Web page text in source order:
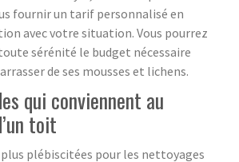
fournir un tarif personnalisé en
avec votre situation. Vous pourrez
sérénité le budget nécessaire
de ses mousses et lichens.
qui conviennent au
toit
plus plébiscitées pour les nettoyages